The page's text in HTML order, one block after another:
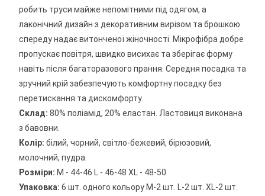
робить труси майже непомітними під одягом, а
лаконічний дизайн з декоративним вирізом та брошкою
спереду надає витонченої жіночності. Мікрофібра добре
пропускає повітря, швидко висихає та зберігає форму
навіть після багаторазового прання. Середня посадка та
зручний крій забезпечують комфортну посадку без
перетискання та дискомфорту.
Склад: 80% поліамід, 20% еластан. Ластовиця виконана
з бавовни.
Колір: білий, чорний, світло-бежевий, бірюзовий,
молочний, пудра.
Розміри: М - 44-46 L - 46-48 XL - 48-50
Упаковка: 6 шт. одного кольору М-2 шт. L-2 шт. XL-2 шт.